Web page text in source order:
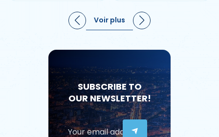
Voir plus
SUBSCRIBE TO
OUR NEWSLETTER!